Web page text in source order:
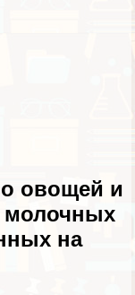
овощей и
на